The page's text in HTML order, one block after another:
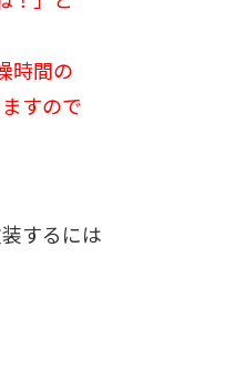
時間の
すので
するには